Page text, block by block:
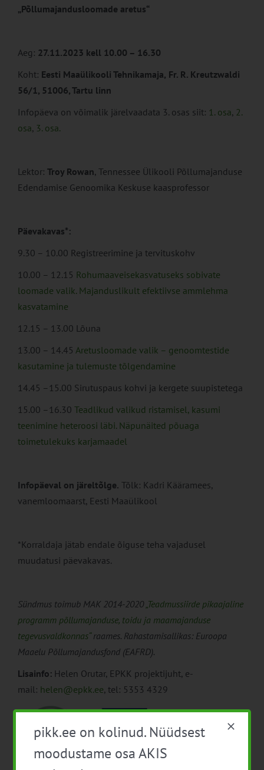
„Põllumajandusloomade aretus“
Aeg: 27.11.2023 kell 10.00 – 16.30
Koht: Eesti Maaülikooli Tehnikamaja, Fr. R. Kreutzwaldi
56/1, 51006, Tartu linn
Infopäeva on võimalik järelvaadata 3. osas siit: 1. osa, 2.
osa, 3. osa.
Lektor: Troy Rowan, Tennessee Ülikooli Põllumajanduse
Edendamise Genoomika Keskuse kaasprofessor
Päevakavas*:
9.30 – 10.00 Registreerimine ja tervituskohv
10.00 – 12.15 Rohumaaveisekasvatuseks sobivate
loomade valik. Majanduslikult efektiivse ammlehma
kasvatamine
12.15 – 13.00 Lõuna
13.00 – 14.45 Aretusloomade valik – genoomtestide
kasutamine ja tulemuste tõlgendamine
14.45 –15.00 Sirutuspaus kohvi ja kergete suupistetega
15.00 –16.30 Teadlikud valikud ristamisel, kasumi
teenimine heteroosi läbi. Näpunäited põuaga
toimetulekuks karjamaadel
Infopäeval on järeltõlge. Tõlk: Kadri Kääramees,
vanemloomaarst, Eesti Maaülikool
*Korraldaja jätab endale õiguse teha vajadusel
muudatusi päevakavas.
Sündmus toimub MAK 2014-2020 „Teadmussiirde pikaajaline
programm põllumajanduse, toidu ja maamajanduse
tegevusvaldkonnas“raames. Rahastamisallikas: Euroopa
Maaelu Põllumajandusfond (EAFRD).
Lisainfo: Helen Orutar, EPKK projektijuht, e-
mail: helen@epkk.ee, tel: 5353 4329
pikk.ee on kolinud. Nüüdsest
moodustame osa AKIS